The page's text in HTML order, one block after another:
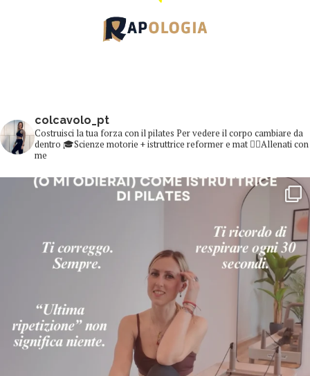
colcavolo_pt
Costruisci la tua forza con il pilates Per vedere il corpo cambiare da
dentro 🎓Scienze motorie + istruttrice reformer e mat 👇🏻Allenati con
me